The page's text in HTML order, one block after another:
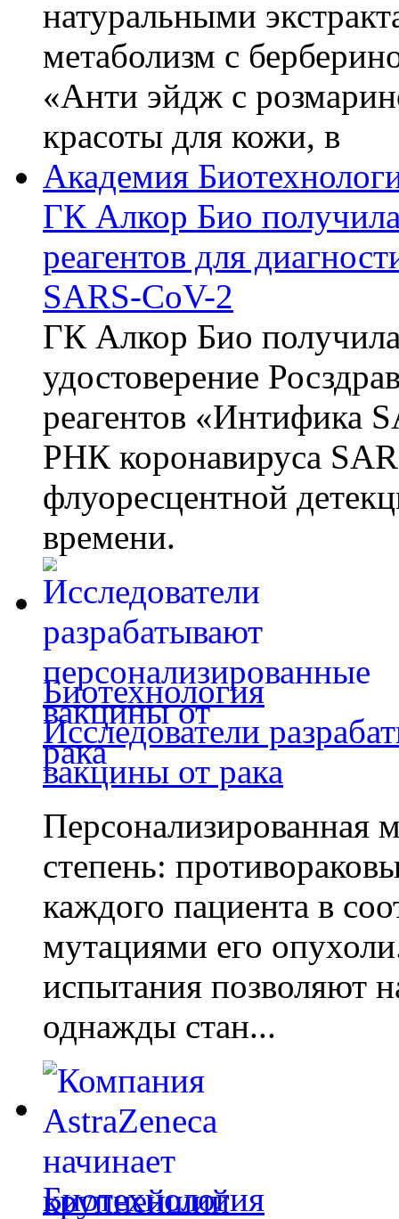
натуральными
метаболизм с
«Анти эйдж с
красоты для кожи, в
Академия
ГК Алкор Био
реагентов для
SARS-CoV-2
ГК Алкор Био
удостоверение
реагентов «Интифика
РНК коронавируса
флуоресцентной
времени.
Биотехнология
Исследователи
вакцины от рака
Персонализированная
степень:
каждого пациента в
мутациями его
испытания позволяют
однажды стан...
Биотехнология